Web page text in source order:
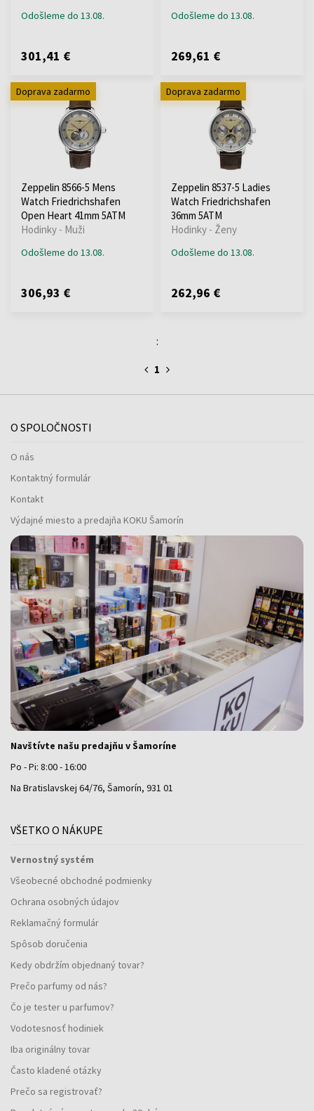
Odošleme do 13.08.
301,41 €
Odošleme do 13.08.
269,61 €
Doprava zadarmo
Zeppelin 8566-5 Mens
Watch Friedrichshafen
Open Heart 41mm 5ATM
Hodinky - Muži
Odošleme do 13.08.
306,93 €
Doprava zadarmo
Zeppelin 8537-5 Ladies
Watch Friedrichshafen
36mm 5ATM
Hodinky - Ženy
Odošleme do 13.08.
262,96 €
:
1
O SPOLOČNOSTI
O nás
Kontaktný formulár
Kontakt
Výdajné miesto a predajňa KOKU Šamorín
Navštívte našu predajňu v Šamoríne
Po - Pi: 8:00 - 16:00
Na Bratislavskej 64/76, Šamorín, 931 01
VŠETKO O NÁKUPE
Vernostný systém
Všeobecné obchodné podmienky
Ochrana osobných údajov
Reklamačný formulár
Spôsob doručenia
Kedy obdržím objednaný tovar?
Prečo parfumy od nás?
Čo je tester u parfumov?
Vodotesnosť hodiniek
Iba originálny tovar
Často kladené otázky
Prečo sa registrovať?